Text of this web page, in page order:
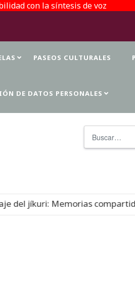
con la síntesis de voz
PASEOS CULTURALES
DE DATOS PERSONALES
del jíkuri: Memorias compartidas